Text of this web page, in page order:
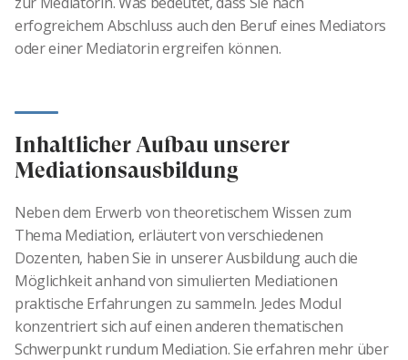
erfogreichem Abschluss auch den Beruf eines Mediators
oder einer Mediatorin ergreifen können.
Inhaltlicher Aufbau unserer
Mediationsausbildung
Neben dem Erwerb von theoretischem Wissen zum
Thema Mediation, erläutert von verschiedenen
Dozenten, haben Sie in unserer Ausbildung auch die
Möglichkeit anhand von simulierten Mediationen
praktische Erfahrungen zu sammeln. Jedes Modul
konzentriert sich auf einen anderen thematischen
Schwerpunkt rundum Mediation. Sie erfahren mehr über